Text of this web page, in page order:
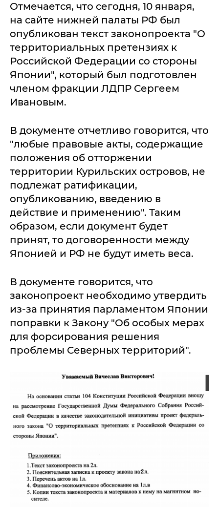
Отмечается, что сегодня, 10 января,
на сайте нижней палаты РФ был
опубликован текст законопроекта "О
территориальных претензиях к
Российской Федерации со стороны
Японии", который был подготовлен
членом фракции ЛДПР Сергеем
Ивановым.
В документе отчетливо говорится, что
"любые правовые акты, содержащие
положения об отторжении
территории Курильских островов, не
подлежат ратификации,
опубликованию, введению в
действие и применению". Таким
образом, если документ будет
принят, то договоренности между
Японией и РФ не будут иметь веса.
В документе говорится, что
законопроект необходимо утвердить
из-за принятия парламентом Японии
поправки к Закону "Об особых мерах
для форсирования решения
проблемы Северных территорий".